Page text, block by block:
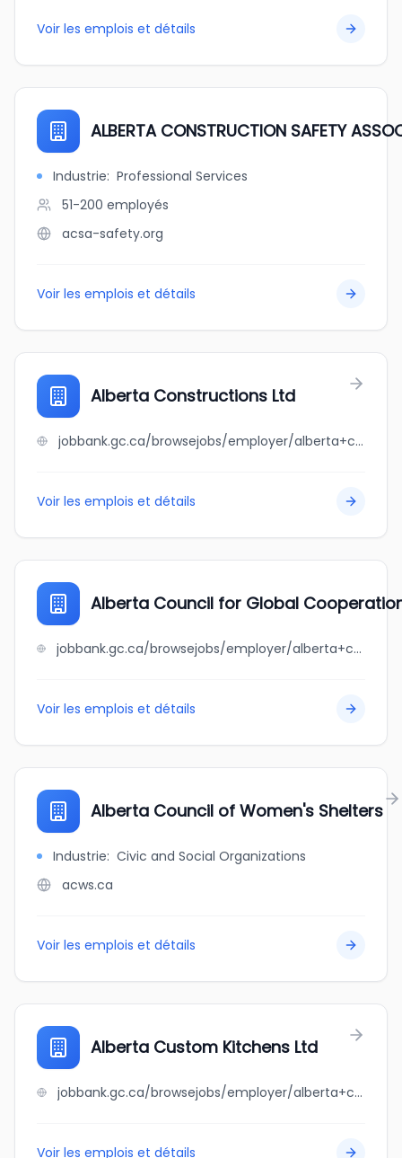
Voir les emplois et détails
ALBERTA CONSTRUCTION SAFETY
Industrie: Professional Services
51-200 employés
acsa-safety.org
Voir les emplois et détails
Alberta Constructions Ltd
jobbank.gc.ca/browsejobs/employer/alberta+constructions+ltd/ca
Voir les emplois et détails
Alberta Council for Global
jobbank.gc.ca/browsejobs/employer/alberta+council+for+global+cooperation/ca
Voir les emplois et détails
Alberta Council of Women's Shelters
Industrie: Civic and Social Organizations
acws.ca
Voir les emplois et détails
Alberta Custom Kitchens Ltd
jobbank.gc.ca/browsejobs/employer/alberta+custom+kitchens+ltd/ca
Voir les emplois et détails